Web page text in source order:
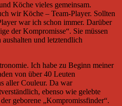
Köche vieles gemeinsam.
wir Köche – Team-Player. Sollten
war ich schon immer. Darüber
der Kompromisse“. Sie müssen
und letztendlich
Ich habe zu Beginn meiner
von über 40 Leuten
aller Couleur. Da war
ebenso wie gelebte
geborene „Kompromissfinder“.